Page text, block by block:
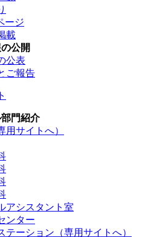
ージ
載
公開
公表
ご報告
門紹介
用サイトへ）
アシスタント室
ンター
テーション（専用サイトへ）